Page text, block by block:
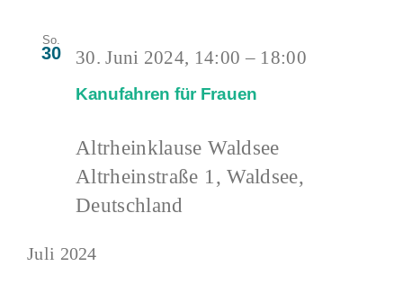
So.
30
Kanufahren für Frauen
30. Juni 2024, 14:00 – 18:00
Altrheinklause Waldsee
Altrheinstraße 1, Waldsee,
Deutschland
Juli 2024